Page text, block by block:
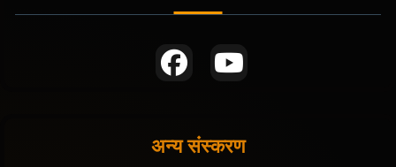
अन्य संस्करण